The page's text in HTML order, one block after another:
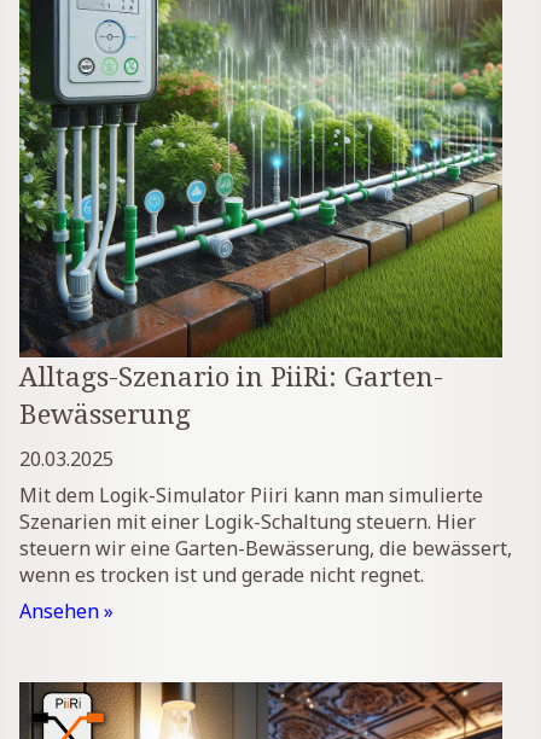
Alltags-Szenario in PiiRi: Garten-
Bewässerung
20.03.2025
Mit dem Logik-Simulator Piiri kann man simulierte
Szenarien mit einer Logik-Schaltung steuern. Hier
steuern wir eine Garten-Bewässerung, die bewässert,
wenn es trocken ist und gerade nicht regnet.
Ansehen »